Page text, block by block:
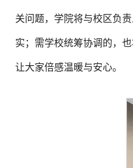
关问题，学院将与校区负
实；需学校统筹协调的，
让大家倍感温暖与安心。